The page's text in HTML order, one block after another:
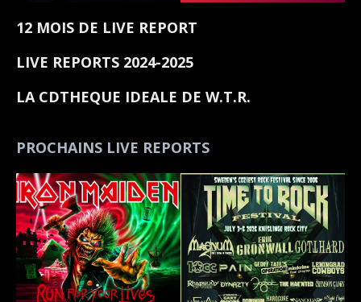
12 MOIS DE LIVE REPORT
LIVE REPORTS 2024-2025
LA CDTHEQUE IDEALE DE W.T.R.
PROCHAINS LIVE REPORTS